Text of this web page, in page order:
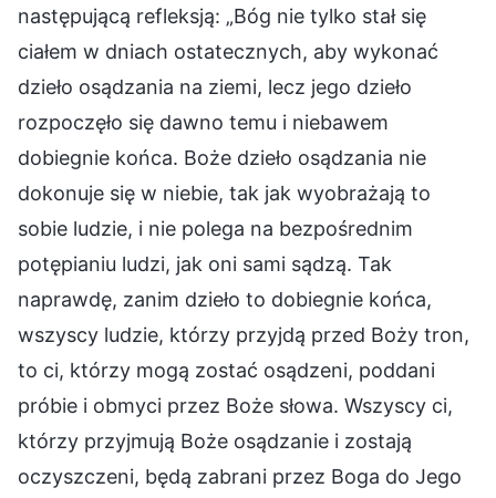
następującą refleksją: „Bóg nie tylko stał się
ciałem w dniach ostatecznych, aby wykonać
dzieło osądzania na ziemi, lecz jego dzieło
rozpoczęło się dawno temu i niebawem
dobiegnie końca. Boże dzieło osądzania nie
dokonuje się w niebie, tak jak wyobrażają to
sobie ludzie, i nie polega na bezpośrednim
potępianiu ludzi, jak oni sami sądzą. Tak
naprawdę, zanim dzieło to dobiegnie końca,
wszyscy ludzie, którzy przyjdą przed Boży tron,
to ci, którzy mogą zostać osądzeni, poddani
próbie i obmyci przez Boże słowa. Wszyscy ci,
którzy przyjmują Boże osądzanie i zostają
oczyszczeni, będą zabrani przez Boga do Jego